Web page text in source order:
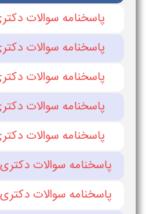
پاسخنامه سوالات
پاسخنامه سوالات
پاسخنامه سوالات
پاسخنامه سوالات
پاسخنامه سوالات
پاسخنامه سوالات دکتری
پاسخنامه سوالات دکتری